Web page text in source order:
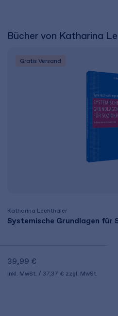
Bücher von Katharina
Gratis Versand
Katharina Lechthaler
Systemische Grundlagen für
39,99 €
inkl. MwSt. 37,37 € zzgl. MwSt.